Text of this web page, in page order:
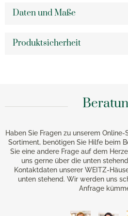
Daten und Maße
Produktsicherheit
Haben Sie Fragen zu unserem
Sortiment, benötigen Sie Hilfe beim
Sie eine andere Frage auf dem
uns gerne über die unten
Kontaktdaten unserer WEITZ-
unten stehend. Wir werden uns
Anfrage